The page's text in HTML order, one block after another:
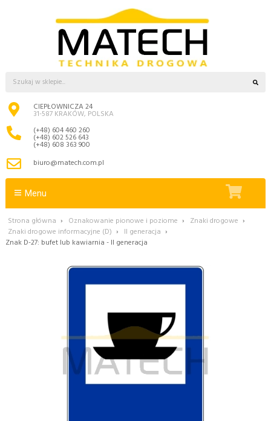
CIEPŁOWNICZA 24
31-587 KRAKÓW, POLSKA
(+48) 604 460 260
(+48) 602 526 643
(+48) 608 363 900
biuro@matech.com.pl
Menu
Strona główna › Oznakowanie pionowe i poziome › Znaki drogowe ›
Znaki drogowe informacyjne (D) › II generacja ›
Znak D-27: bufet lub kawiarnia - II generacja